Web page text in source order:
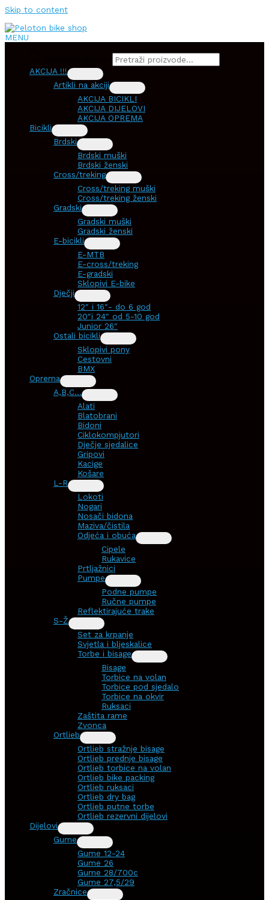
Skip to content
MENU
AKCIJA !!!
Artikli na akciji
AKCIJA BICIKLI
AKCIJA DIJELOVI
AKCIJA OPREMA
Bicikli
Brdski
Brdski muški
Brdski ženski
Cross/treking
Cross/treking muški
Cross/treking ženski
Gradski
Gradski muški
Gradski ženski
E-bicikli
E-MTB
E-cross/treking
E-gradski
Sklopivi E-bike
Dječji
12″ i 16″- do 6 god
20″i 24″ od 5-10 god
Junior 26″
Ostali bicikli
Sklopivi pony
Cestovni
BMX
Oprema
A,B,C…
Alati
Blatobrani
Bidoni
Ciklokompjutori
Dječje sjedalice
Gripovi
Kacige
Košare
L-R
Lokoti
Nogari
Nosači bidona
Maziva/čistila
Odjeća i obuća
Cipele
Rukavice
Prtljažnici
Pumpe
Podne pumpe
Ručne pumpe
Reflektirajuće trake
S-Ž
Set za krpanje
Svjetla i bljeskalice
Torbe i bisage
Bisage
Torbice na volan
Torbice pod sjedalo
Torbice na okvir
Ruksaci
Zaštita rame
Zvonca
Ortlieb
Ortlieb stražnje bisage
Ortlieb prednje bisage
Ortlieb torbice na volan
Ortlieb bike packing
Ortlieb ruksaci
Ortlieb dry bag
Ortlieb putne torbe
Ortlieb rezervni dijelovi
Dijelovi
Gume
Gume 12-24
Gume 26
Gume 28/700c
Gume 27,5/29
Zračnice